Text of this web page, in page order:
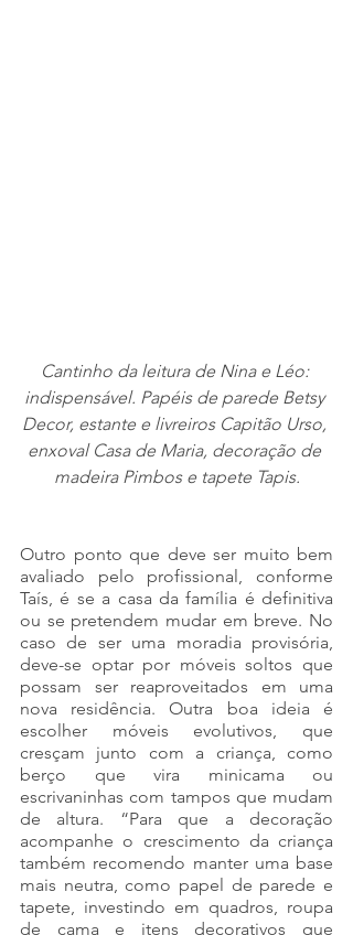
Cantinho da leitura de Nina e Léo:
indispensável. Papéis de parede Betsy
Decor, estante e livreiros Capitão Urso,
enxoval Casa de Maria, decoração de
madeira Pimbos e tapete Tapis.
Outro ponto que deve ser muito bem
avaliado pelo profissional, conforme
Taís, é se a casa da família é definitiva
ou se pretendem mudar em breve. No
caso de ser uma moradia provisória,
deve-se optar por móveis soltos que
possam ser reaproveitados em uma
nova residência. Outra boa ideia é
escolher móveis evolutivos, que
cresçam junto com a criança, como
berço que vira minicama ou
escrivaninhas com tampos que mudam
de altura. “Para que a decoração
acompanhe o crescimento da criança
também recomendo manter uma base
mais neutra, como papel de parede e
tapete, investindo em quadros, roupa
de cama e itens decorativos que